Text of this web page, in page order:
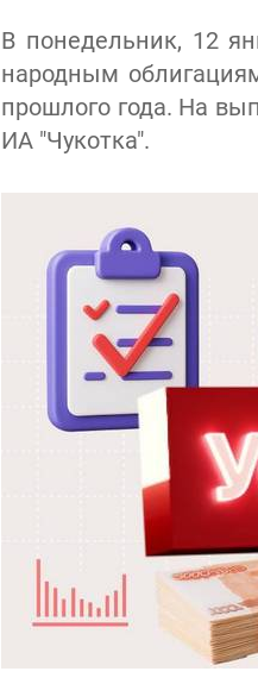
В понедельник, 12
народным
прошлого года. На
ИА "Чукотка".